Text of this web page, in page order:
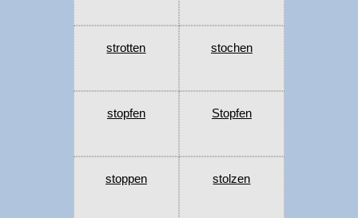
strotten stochen
stopfen Stopfen
stoppen stolzen